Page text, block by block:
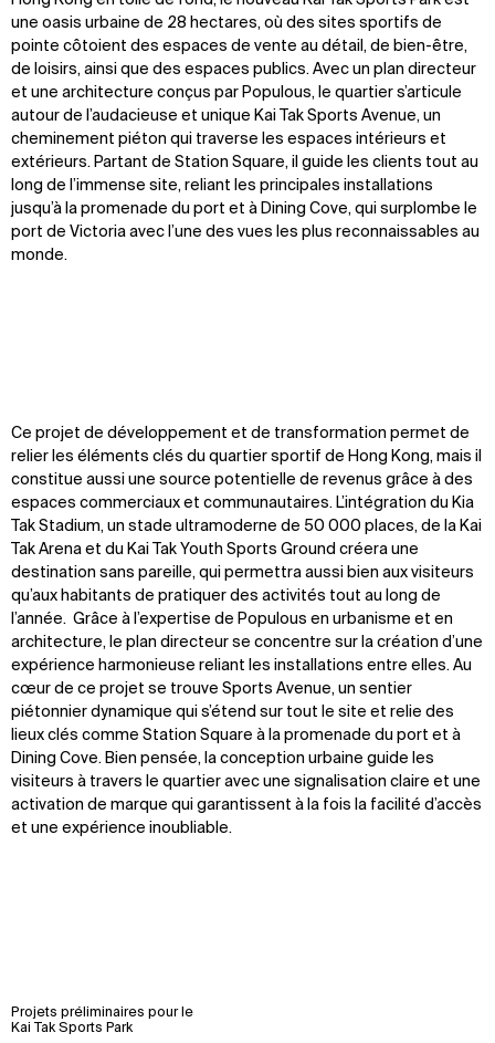
une oasis urbaine de 28 hectares, où des sites sportifs de
pointe côtoient des espaces de vente au détail, de bien-être,
de loisirs, ainsi que des espaces publics. Avec un plan directeur
et une architecture conçus par Populous, le quartier s’articule
autour de l’audacieuse et unique Kai Tak Sports Avenue, un
cheminement piéton qui traverse les espaces intérieurs et
extérieurs. Partant de Station Square, il guide les clients tout au
long de l’immense site, reliant les principales installations
jusqu’à la promenade du port et à Dining Cove, qui surplombe le
port de Victoria avec l’une des vues les plus reconnaissables au
monde.
Ce projet de développement et de transformation permet de
relier les éléments clés du quartier sportif de Hong Kong, mais il
constitue aussi une source potentielle de revenus grâce à des
espaces commerciaux et communautaires. L’intégration du Kia
Tak Stadium, un stade ultramoderne de 50 000 places, de la Kai
Tak Arena et du Kai Tak Youth Sports Ground créera une
destination sans pareille, qui permettra aussi bien aux visiteurs
qu’aux habitants de pratiquer des activités tout au long de
l’année. Grâce à l’expertise de Populous en urbanisme et en
architecture, le plan directeur se concentre sur la création d’une
expérience harmonieuse reliant les installations entre elles. Au
cœur de ce projet se trouve Sports Avenue, un sentier
piétonnier dynamique qui s’étend sur tout le site et relie des
lieux clés comme Station Square à la promenade du port et à
Dining Cove. Bien pensée, la conception urbaine guide les
visiteurs à travers le quartier avec une signalisation claire et une
activation de marque qui garantissent à la fois la facilité d’accès
et une expérience inoubliable.
Projets préliminaires pour le
Kai Tak Sports Park